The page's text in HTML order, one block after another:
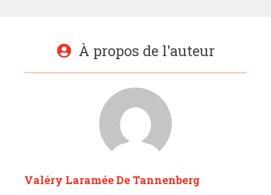
À propos de l'auteur
Valéry Laramée De Tannenberg